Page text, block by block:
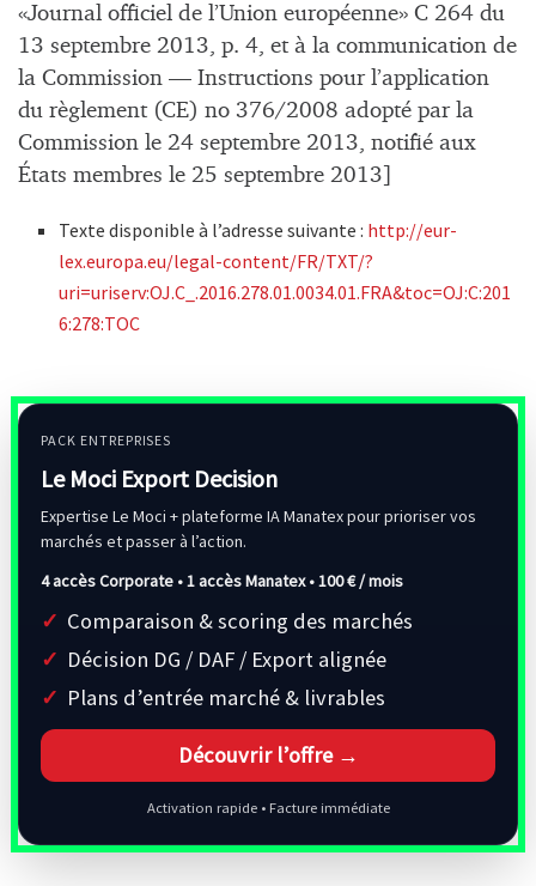
«Journal officiel de l’Union européenne» C 264 du
13 septembre 2013, p. 4, et à la communication de
la Commission — Instructions pour l’application
du règlement (CE) no 376/2008 adopté par la
Commission le 24 septembre 2013, notifié aux
États membres le 25 septembre 2013]
Texte disponible à l’adresse suivante : http://eur-
lex.europa.eu/legal-content/FR/TXT/?
uri=uriserv:OJ.C_.2016.278.01.0034.01.FRA&toc=OJ:C:201
6:278:TOC
PACK ENTREPRISES
Le Moci Export Decision
Expertise Le Moci + plateforme IA Manatex pour prioriser vos
marchés et passer à l’action.
4 accès Corporate • 1 accès Manatex •100 € / mois
Comparaison & scoring des marchés
Décision DG / DAF / Export alignée
Plans d’entrée marché & livrables
Découvrir l’offre →
Activation rapide • Facture immédiate